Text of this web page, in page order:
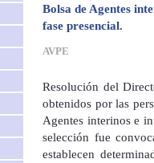
Bolsa de Agentes
fase presencial.
AVPE
Resolución del
obtenidos por las
Agentes interinos e
selección fue
establecen